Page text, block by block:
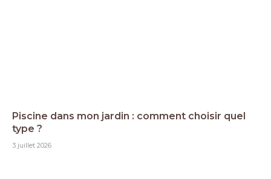
Piscine dans mon jardin : comment choisir quel
type ?
3 juillet 2026